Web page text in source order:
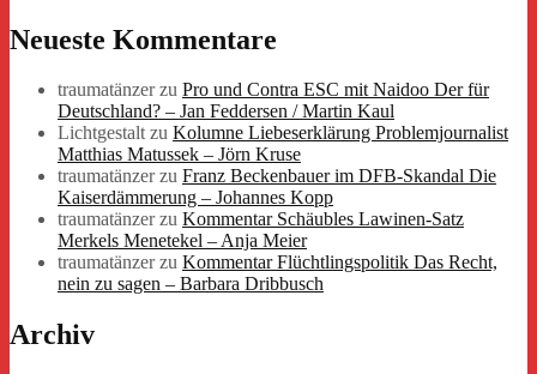
Neueste Kommentare
traumatänzerzu Pro und Contra ESC mit Naidoo Der für
Deutschland? – Jan Feddersen / Martin Kaul
Lichtgestaltzu Kolumne Liebeserklärung Problemjournalist
Matthias Matussek – Jörn Kruse
traumatänzerzu Franz Beckenbauer im DFB-Skandal Die
Kaiserdämmerung – Johannes Kopp
traumatänzerzu Kommentar Schäubles Lawinen-Satz
Merkels Menetekel – Anja Meier
traumatänzerzu Kommentar Flüchtlingspolitik Das Recht,
nein zu sagen – Barbara Dribbusch
Archiv